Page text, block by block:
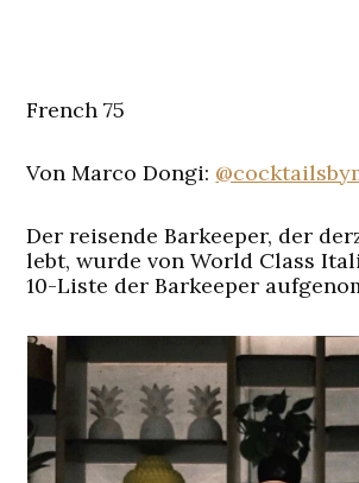
French 75
Von Marco Dongi:
Der reisende Barkeeper, der
lebt, wurde von World Class
10-Liste der Barkeeper